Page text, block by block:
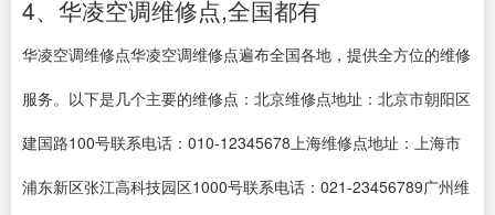
4、华凌空调维修点,全国都有
华凌空调维修点华凌空调维修点遍布全国各地，提供全方位的维修
服务。以下是几个主要的维修点：北京维修点地址：北京市朝阳区
建国路100号联系电话：010-12345678上海维修点地址：上海市
浦东新区张江高科技园区1000号联系电话：021-23456789广州维